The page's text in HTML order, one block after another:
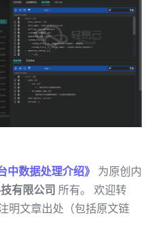
中数据处理介绍》 为原创内
有限公司 所有。 欢迎转
明文章出处（包括原文链